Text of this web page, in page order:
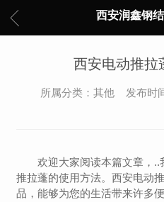
西安润鑫钢
西安电动推拉
所属分类：其他 发布时
欢迎大家阅读本篇文章，
推拉蓬的使用方法。西安电动
品，能够为您的生活带来许多